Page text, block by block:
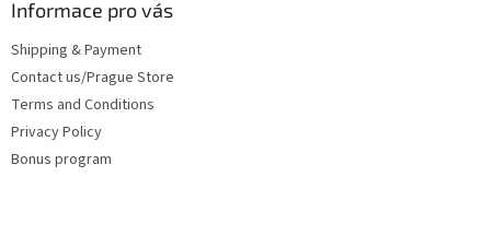
Informace pro vás
Shipping & Payment
Contact us/Prague Store
Terms and Conditions
Privacy Policy
Bonus program